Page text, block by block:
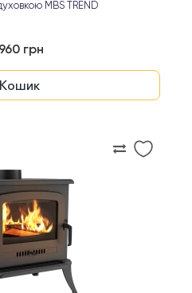
MBS TREND
грн